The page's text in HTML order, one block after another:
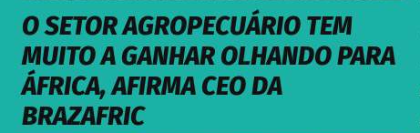
O SETOR AGROPECUÁRIO TEM
MUITO A GANHAR OLHANDO PARA
ÁFRICA, AFIRMA CEO DA
BRAZAFRIC